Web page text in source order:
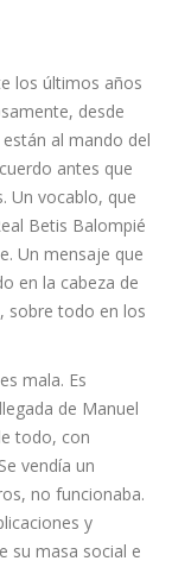
los últimos años
desde
al mando del
antes que
Un vocablo, que
Betis Balompié
Un mensaje que
en la cabeza de
sobre todo en los
mala. Es
de Manuel
todo, con
vendía un
no funcionaba.
y
su masa social e